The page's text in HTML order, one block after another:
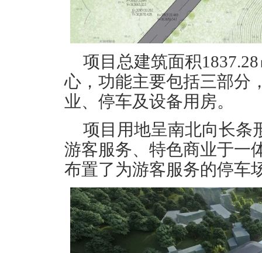
项目总建筑面积
心，功能主要包括三部分
业、停车及设备用房。
项目用地呈南北向长条
游客服务、特色商业于一
布置了为游客服务的停车